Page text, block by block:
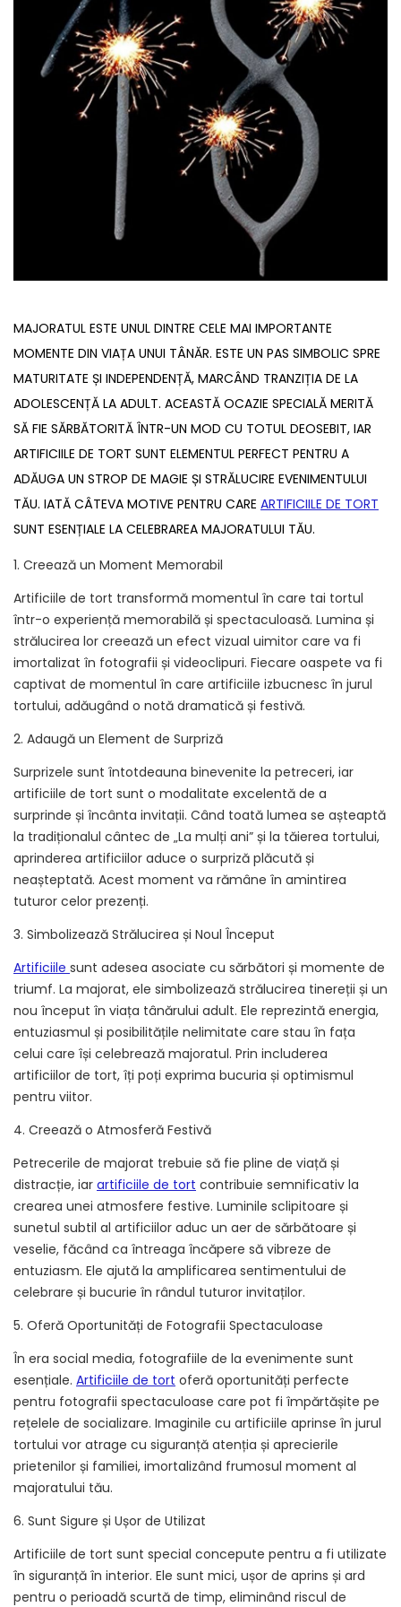
MAJORATUL ESTE UNUL DINTRE CELE MAI IMPORTANTE
MOMENTE DIN VIAȚA UNUI TÂNĂR. ESTE UN PAS SIMBOLIC SPRE
MATURITATE ȘI INDEPENDENȚĂ, MARCÂND TRANZIȚIA DE LA
ADOLESCENȚĂ LA ADULT. ACEASTĂ OCAZIE SPECIALĂ MERITĂ
SĂ FIE SĂRBĂTORITĂ ÎNTR-UN MOD CU TOTUL DEOSEBIT, IAR
ARTIFICIILE DE TORT SUNT ELEMENTUL PERFECT PENTRU A
ADĂUGA UN STROP DE MAGIE ȘI STRĂLUCIRE EVENIMENTULUI
TĂU. IATĂ CÂTEVA MOTIVE PENTRU CARE ARTIFICIILE DE TORT
SUNT ESENȚIALE LA CELEBRAREA MAJORATULUI TĂU.
1. Creează un Moment Memorabil
Artificiile de tort transformă momentul în care tai tortul
într-o experiență memorabilă și spectaculoasă. Lumina și
strălucirea lor creează un efect vizual uimitor care va fi
imortalizat în fotografii și videoclipuri. Fiecare oaspete va fi
captivat de momentul în care artificiile izbucnesc în jurul
tortului, adăugând o notă dramatică și festivă.
2. Adaugă un Element de Surpriză
Surprizele sunt întotdeauna binevenite la petreceri, iar
artificiile de tort sunt o modalitate excelentă de a
surprinde și încânta invitații. Când toată lumea se așteaptă
la tradiționalul cântec de „La mulți ani” și la tăierea tortului,
aprinderea artificiilor aduce o surpriză plăcută și
neașteptată. Acest moment va rămâne în amintirea
tuturor celor prezenți.
3. Simbolizează Strălucirea și Noul Început
Artificiile sunt adesea asociate cu sărbători și momente de
triumf. La majorat, ele simbolizează strălucirea tinereții și un
nou început în viața tânărului adult. Ele reprezintă energia,
entuziasmul și posibilitățile nelimitate care stau în fața
celui care își celebrează majoratul. Prin includerea
artificiilor de tort, îți poți exprima bucuria și optimismul
pentru viitor.
4. Creează o Atmosferă Festivă
Petrecerile de majorat trebuie să fie pline de viață și
distracție, iar artificiile de tort contribuie semnificativ la
crearea unei atmosfere festive. Luminile sclipitoare și
sunetul subtil al artificiilor aduc un aer de sărbătoare și
veselie, făcând ca întreaga încăpere să vibreze de
entuziasm. Ele ajută la amplificarea sentimentului de
celebrare și bucurie în rândul tuturor invitaților.
5. Oferă Oportunități de Fotografii Spectaculoase
În era social media, fotografiile de la evenimente sunt
esențiale. Artificiile de tort oferă oportunități perfecte
pentru fotografii spectaculoase care pot fi împărtășite pe
rețelele de socializare. Imaginile cu artificiile aprinse în jurul
tortului vor atrage cu siguranță atenția și aprecierile
prietenilor și familiei, imortalizând frumosul moment al
majoratului tău.
6. Sunt Sigure și Ușor de Utilizat
Artificiile de tort sunt special concepute pentru a fi utilizate
în siguranță în interior. Ele sunt mici, ușor de aprins și ard
pentru o perioadă scurtă de timp, eliminând riscul de